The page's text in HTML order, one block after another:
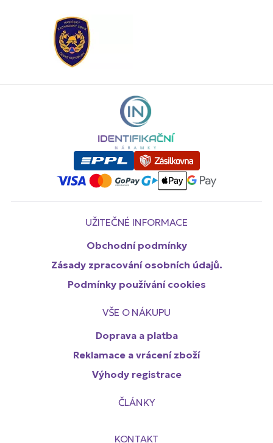
UŽITEČNÉ INFORMACE
Obchodní podmínky
Zásady zpracování osobních údajů.
Podmínky používání cookies
VŠE O NÁKUPU
Doprava a platba
Reklamace a vrácení zboží
Výhody registrace
ČLÁNKY
KONTAKT